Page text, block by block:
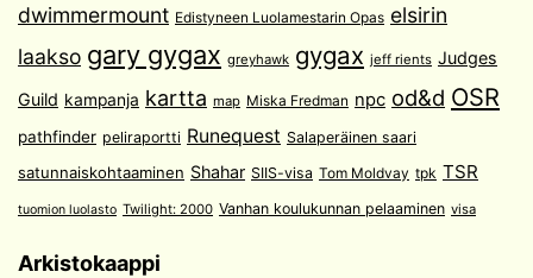
dwimmermount Edistyneen Luolamestarin Opas elsirin
laakso gary gygax greyhawk gygax jeff rients Judges
Guild kampanja kartta map Miska Fredman npc od&d OSR
pathfinder peliraportti Runequest Salaperäinen saari
satunnaiskohtaaminen Shahar SIIS-visa Tom Moldvay tpk TSR
tuomion luolasto Twilight: 2000 Vanhan koulukunnan pelaaminen visa
Arkistokaappi